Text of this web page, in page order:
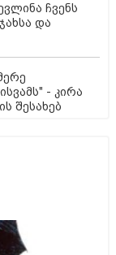
ჩვენს
და
- კირა
შესახებ